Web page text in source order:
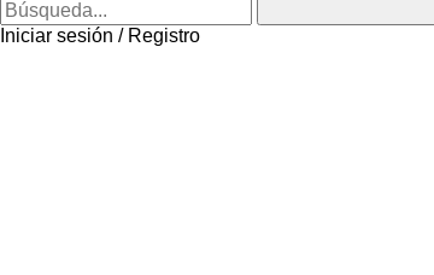
Iniciar sesión / Registro